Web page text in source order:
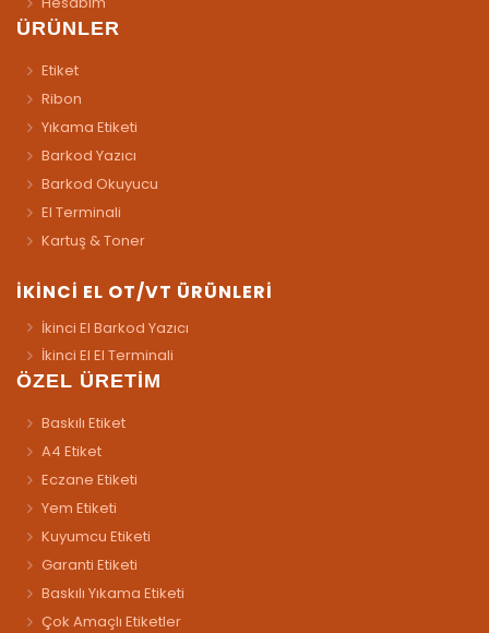
ÜRÜNLER
Etiket
Ribon
Yıkama Etiketi
Barkod Yazıcı
Barkod Okuyucu
El Terminali
Kartuş & Toner
İKİNCİ EL OT/VT ÜRÜNLERİ
İkinci El Barkod Yazıcı
İkinci El El Terminali
ÖZEL ÜRETİM
Baskılı Etiket
A4 Etiket
Eczane Etiketi
Yem Etiketi
Kuyumcu Etiketi
Garanti Etiketi
Baskılı Yıkama Etiketi
Çok Amaçlı Etiketler